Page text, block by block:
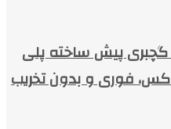
گچبری پیش ساخته پلی
فوری و بدون تخریب